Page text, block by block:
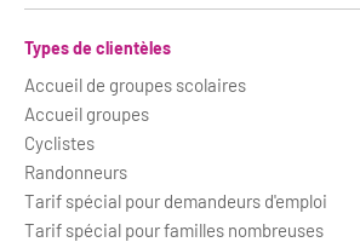
Types de clientèles
Accueil de groupes scolaires
Accueil groupes
Cyclistes
Randonneurs
Tarif spécial pour demandeurs d'emploi
Tarif spécial pour familles nombreuses